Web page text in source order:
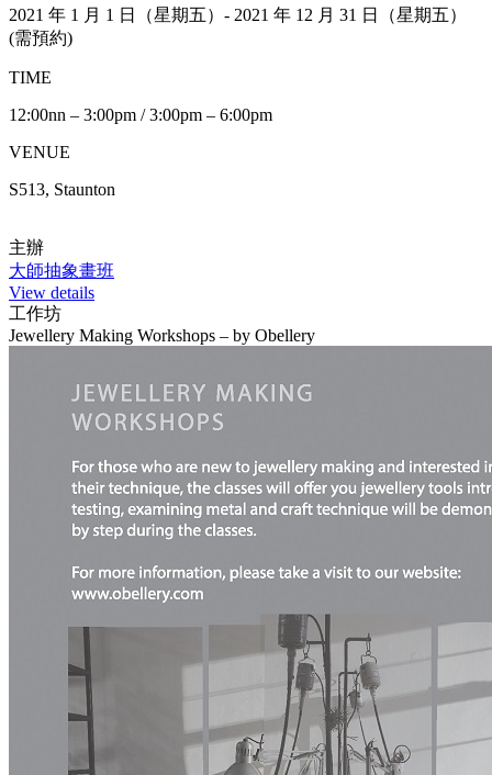
2021 年 1 月 1 日（星期五）- 2021 年 12 月 31 日（星期五）
(需預約)
TIME
12:00nn – 3:00pm / 3:00pm – 6:00pm
VENUE
S513, Staunton
主辦
大師抽象畫班
View details
工作坊
Jewellery Making Workshops – by Obellery